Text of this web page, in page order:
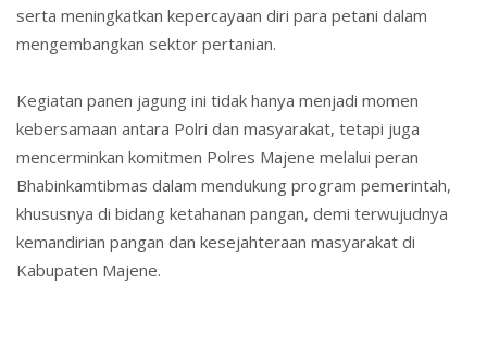
serta meningkatkan kepercayaan diri para petani dalam
mengembangkan sektor pertanian.
Kegiatan panen jagung ini tidak hanya menjadi momen
kebersamaan antara Polri dan masyarakat, tetapi juga
mencerminkan komitmen Polres Majene melalui peran
Bhabinkamtibmas dalam mendukung program pemerintah,
khususnya di bidang ketahanan pangan, demi terwujudnya
kemandirian pangan dan kesejahteraan masyarakat di
Kabupaten Majene.